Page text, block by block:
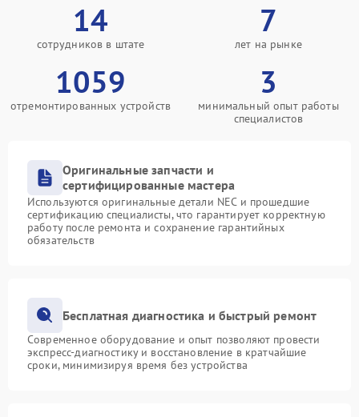
14
сотрудников в штате
7
лет на рынке
1059
отремонтированных устройств
3
минимальный опыт работы
специалистов
Оригинальные запчасти и
сертифицированные мастера
Используются оригинальные детали NEC и прошедшие
сертификацию специалисты, что гарантирует корректную
работу после ремонта и сохранение гарантийных
обязательств
Бесплатная диагностика и быстрый ремонт
Современное оборудование и опыт позволяют провести
экспресс-диагностику и восстановление в кратчайшие
сроки, минимизируя время без устройства